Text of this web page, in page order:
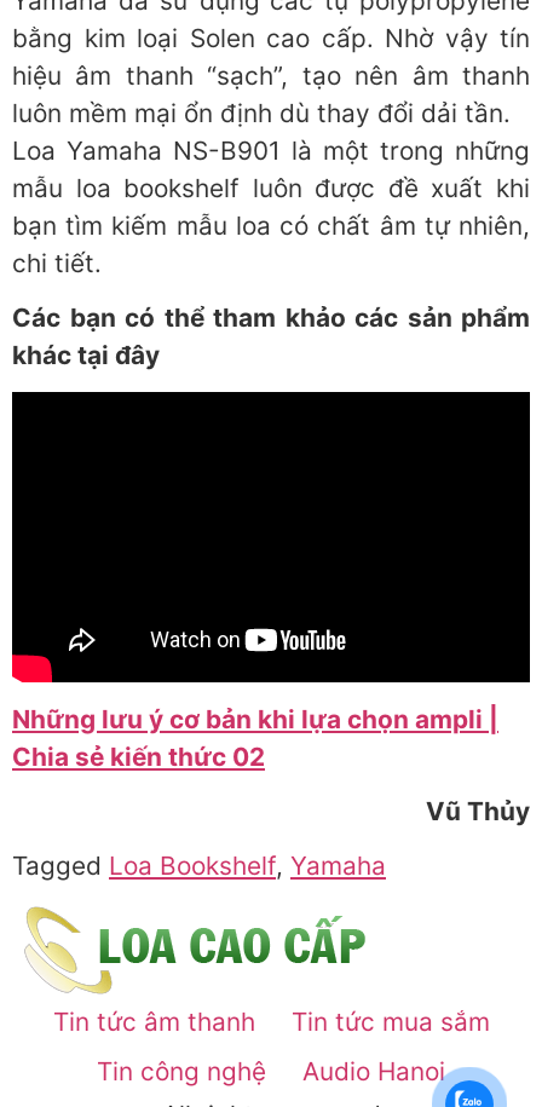
bằng kim loại Solen cao cấp. Nhờ vậy tín
hiệu âm thanh “sạch”, tạo nên âm thanh
luôn mềm mại ổn định dù thay đổi dải tần.
Loa Yamaha NS-B901 là một trong những
mẫu loa bookshelf luôn được đề xuất khi
bạn tìm kiếm mẫu loa có chất âm tự nhiên,
chi tiết.
Các bạn có thể tham khảo các sản phẩm
khác tại đây
Những lưu ý cơ bản khi lựa chọn ampli |
Chia sẻ kiến thức 02
Vũ Thủy
Tagged Loa Bookshelf, Yamaha
Tin tức âm thanh
Tin tức mua sắm
Tin công nghệ
Audio Hanoi